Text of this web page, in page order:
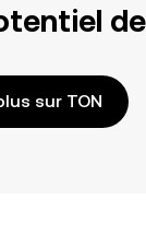
sur TON